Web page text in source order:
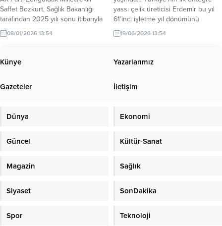
Saffet Bozkurt, Sağlık Bakanlığı
tarafından 2025 yılı sonu itibarıyla
Zonguldak İl Sağlık Müdürlüğü’ne 6
yeni ambulans tahsis edildiğini
sağlık altyapısının güçlendirilmeye
devam edildiğini belirterek,
hizmetlerine daha hızlı ulaşabilmesi
08/01/2026 13:54
yassı çelik üreticisi Erdemir bu yıl
61’inci işletme yıl dönümünü
kutluyor. Geçmişten günümüze
üretim yolculuğunda ülke
istihdamına güçlü katkılar sunan
vizyonuyla buluşturuyor. Küresel
günümüzde dünya...
19/06/2026 13:54
Künye Yazarlarımız
Gazeteler İletişim
Dünya Ekonomi
Güncel Kültür-Sanat
Magazin Sağlık
Siyaset SonDakika
Spor Teknoloji